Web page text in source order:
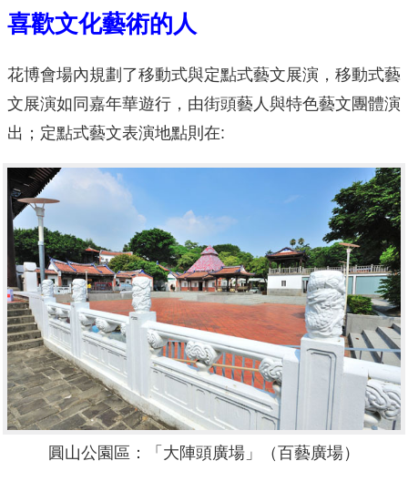
喜歡文化藝術的人
花博會場內規劃了移動式與定點式藝文展演，移動式藝
文展演如同嘉年華遊行，由街頭藝人與特色藝文團體演
出；定點式藝文表演地點則在:
圓山公園區：「大陣頭廣場」（百藝廣場）